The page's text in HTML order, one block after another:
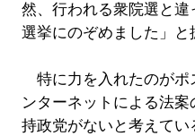
然、行われる衆院選と
選挙にのぞめました」と
特に力を入れたのがポ
ンターネットによる法
持政党がないと考えて